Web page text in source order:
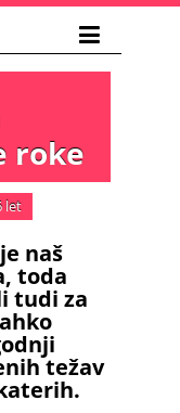
roke
let
naš
toda
tudi za
težav